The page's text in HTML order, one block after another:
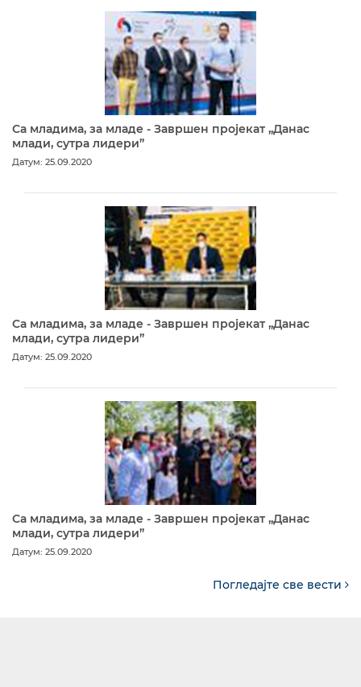
Са младима, за младе - Завршен пројекат „Данас
млади, сутра лидери”
Датум: 25.09.2020
Са младима, за младе - Завршен пројекат „Данас
млади, сутра лидери”
Датум: 25.09.2020
Са младима, за младе - Завршен пројекат „Данас
млади, сутра лидери”
Датум: 25.09.2020
Погледајте све вести